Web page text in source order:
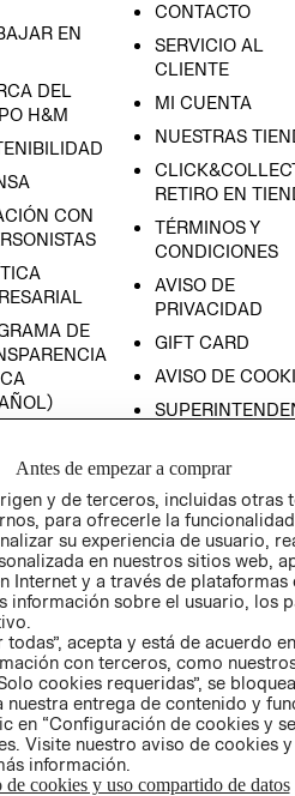
EN
DEL
H&M
CON
DE
CONTACTO
SERVICIO AL
CLIENTE
MI CUENTA
NUESTRAS
RETIRO EN
TÉRMINOS Y
CONDICIONES
AVISO DE
PRIVACIDAD
GIFT CARD
AVISO DE
PETICIONES
QUEJAS Y
RECLAMOS
Antes de empezar a comprar
y de terceros, incluidas otras
para ofrecerle la
su experiencia de usuario,
en nuestros sitios web,
Internet y a través de plataformas
información sobre el usuario, los
acepta y está de acuerdo
con terceros, como
cookies requeridas”, se
entrega de contenido y
en “Configuración de cookies y
Visite nuestro aviso de cookies
información.
de cookies y uso compartido de datos